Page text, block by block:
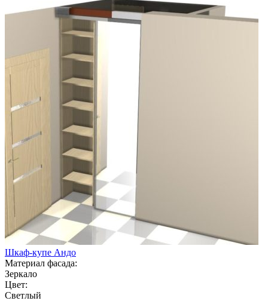
Шкаф-купе Андо
Материал фасада:
Зеркало
Цвет:
Светлый